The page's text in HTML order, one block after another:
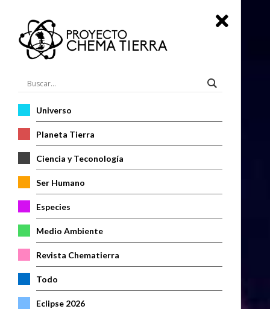
Universo
Planeta Tierra
Ciencia y Teconología
Ser Humano
Especies
Medio Ambiente
Revista Chematierra
Todo
Eclipse 2026